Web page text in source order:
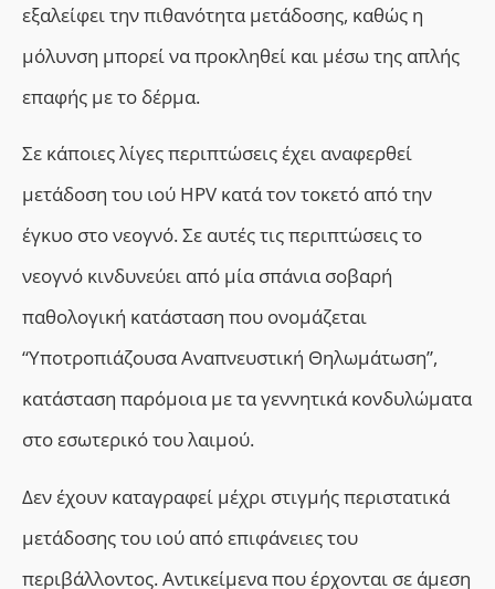
εξαλείφει την πιθανότητα μετάδοσης, καθώς η
μόλυνση μπορεί να προκληθεί και μέσω της απλής
επαφής με το δέρμα.
Σε κάποιες λίγες περιπτώσεις έχει αναφερθεί
μετάδοση του ιού HPV κατά τον τοκετό από την
έγκυο στο νεογνό. Σε αυτές τις περιπτώσεις το
νεογνό κινδυνεύει από μία σπάνια σοβαρή
παθολογική κατάσταση που ονομάζεται
“Υποτροπιάζουσα Αναπνευστική Θηλωμάτωση”,
κατάσταση παρόμοια με τα γεννητικά κονδυλώματα
στο εσωτερικό του λαιμού.
Δεν έχουν καταγραφεί μέχρι στιγμής περιστατικά
μετάδοσης του ιού από επιφάνειες του
περιβάλλοντος. Αντικείμενα που έρχονται σε άμεση